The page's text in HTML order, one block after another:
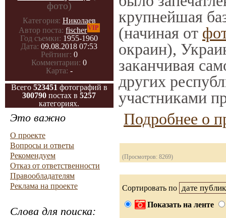
фото)
Категория: Николаев
Автор поста: fischerVIP
Год съемки: 1955-1960
Дата: 09.08.2018 07:53
Рейтинг: 0
Комментарии: 0
Карта: -
Всего 523451 фотографий в
300790 постах в5257
категориях.
Это важно
О проекте
Вопросы и ответы
Рекомендуем
Отказ от ответственности
Правообладателям
Реклама на проекте
Слова для поиска:
крупнейшая
(начиная от
окраин),
заканчивая
других
участниками
Подробнее о
(Просмотров: 8269)
Сортировать по
Показать на ленте